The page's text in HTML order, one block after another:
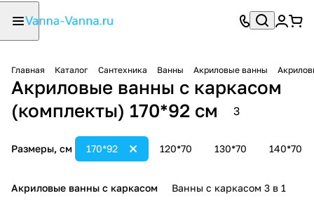
Главная Каталог Сантехника Ванны Акриловые ванны
Акриловые ванны с каркасом
(комплекты) 170*92 см
3
Размеры, см 120*70 130*70 140*70
170*92
Акриловые ванны с каркасом Ванны с каркасом 3 в 1